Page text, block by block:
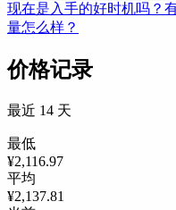
现在是入手的好时机吗？
量怎么样？
价格记录
最近 14 天
最低
¥2,116.97
平均
¥2,137.81